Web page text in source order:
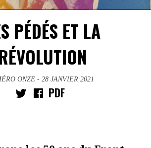
PÉDÉS ET LA
ONZE - 28 JANVIER 2021
PDF